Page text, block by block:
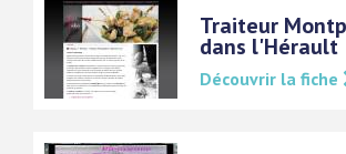
Traiteur
dans l'Hérault
Découvrir la fiche